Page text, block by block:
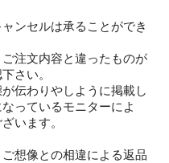
ンセルは承ることができ
注文内容と違ったものが
さい。
伝わりやしように掲載し
っているモニターによ
います。
想像との相違による返品